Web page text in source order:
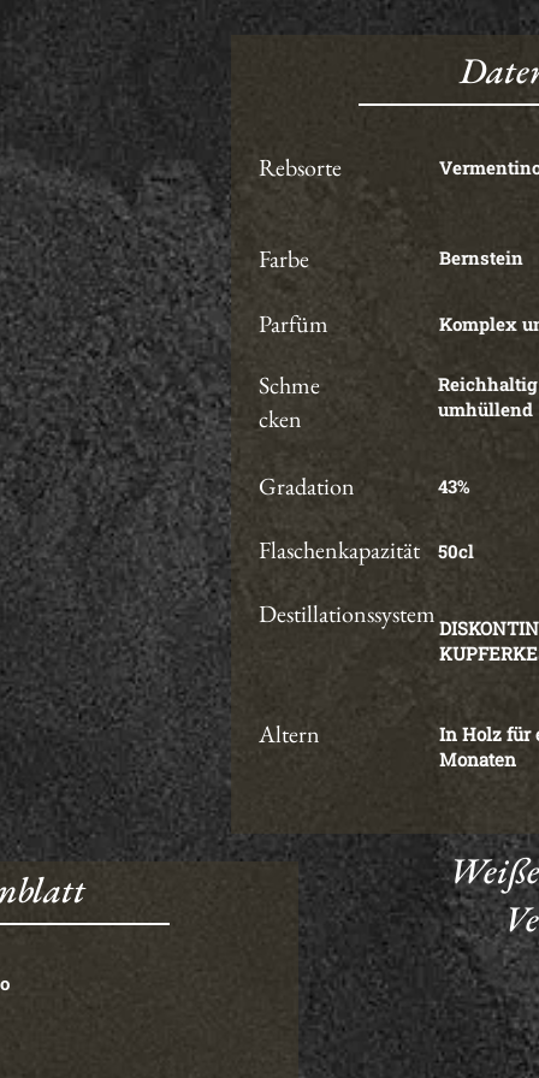
Rebsorte
Farbe
Parfüm
Schme
cken
Bernstein
Komplex
umhüllend
Gradation 43%
Flaschenkapazität 50cl
Destillationssystem
Altern
In Holz für
Monaten